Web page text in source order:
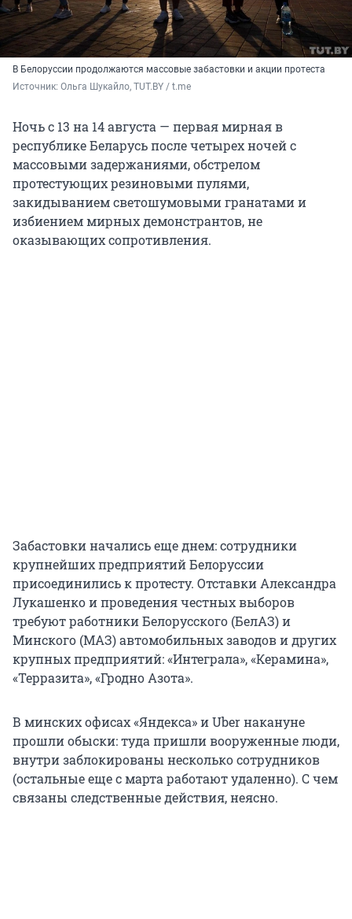
В Белоруссии продолжаются массовые забастовки и акции протеста
Источник: Ольга Шукайло, TUT.BY / t.me
Ночь с 13 на 14 августа — первая мирная в
республике Беларусь после четырех ночей с
массовыми задержаниями, обстрелом
протестующих резиновыми пулями,
закидыванием светошумовыми гранатами и
избиением мирных демонстрантов, не
оказывающих сопротивления.
Забастовки начались еще днем: сотрудники
крупнейших предприятий Белоруссии
присоединились к протесту. Отставки Александра
Лукашенко и проведения честных выборов
требуют работники Белорусского (БелАЗ) и
Минского (МАЗ) автомобильных заводов и других
крупных предприятий: «Интеграла», «Керамина»,
«Терразита», «Гродно Азота».
В минских офисах «Яндекса» и Uber накануне
прошли обыски: туда пришли вооруженные люди,
внутри заблокированы несколько сотрудников
(остальные еще с марта работают удаленно). С чем
связаны следственные действия, неясно.